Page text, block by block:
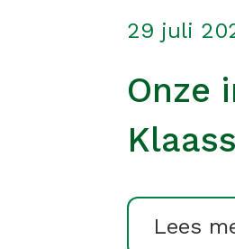
Onze
29 juli
Lees